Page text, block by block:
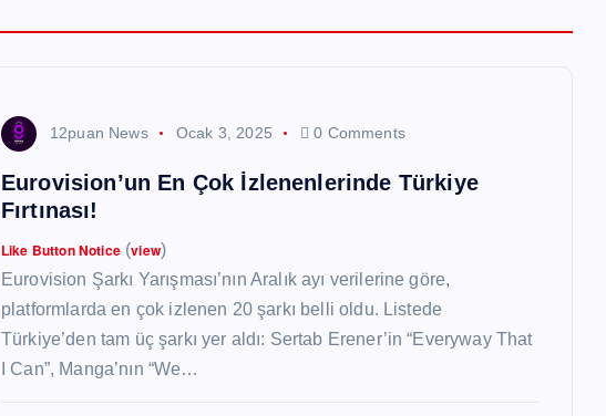
12puan News Ocak 3, 2025 0 Comments
Eurovision’un En Çok İzlenenlerinde Türkiye
Fırtınası!
Like Button Notice(view)
Eurovision Şarkı Yarışması’nın Aralık ayı verilerine göre,
platformlarda en çok izlenen 20 şarkı belli oldu. Listede
Türkiye’den tam üç şarkı yer aldı: Sertab Erener’in “Everyway That
I Can”, Manga’nın “We…